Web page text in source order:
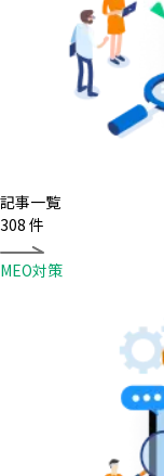
記事一覧
308 件
MEO対策